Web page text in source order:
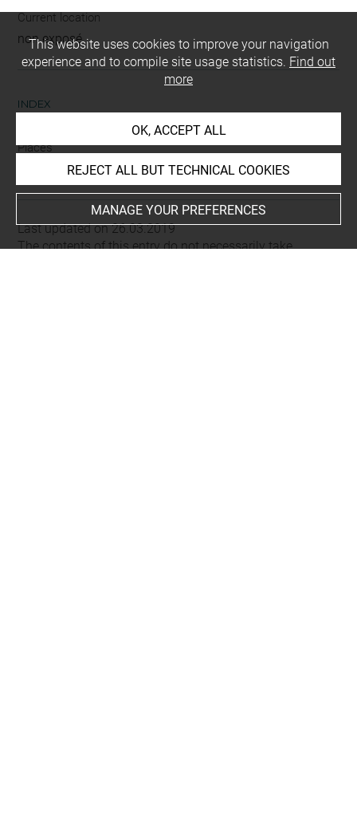
Current location
non exposé
INDEX
Places
Dougga (=Thugga)
Last updated on 26.03.2019
The contents of this entry do not necessarily take
This website uses cookies to improve your navigation
experience and to compile site usage statistics. Find out
more
OK, ACCEPT ALL
REJECT ALL BUT TECHNICAL COOKIES
MANAGE YOUR PREFERENCES